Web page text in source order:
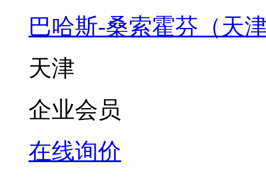
巴哈斯-桑索霍芬（天
天津
企业会员
在线询价